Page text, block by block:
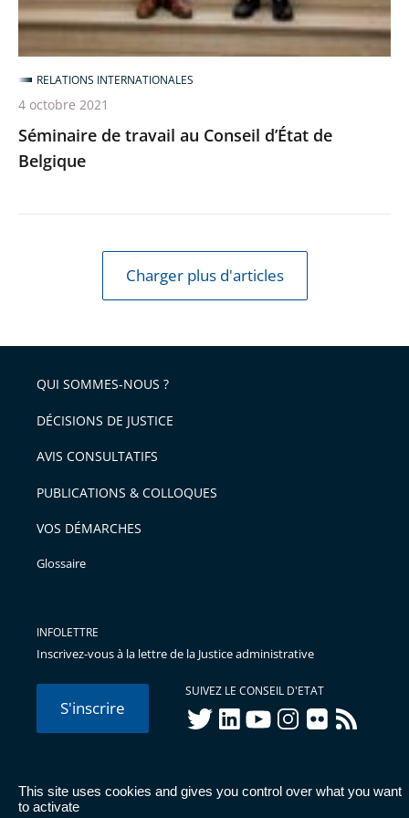
This site uses cookies and gives you control over what you want
to activate
Séminaire de travail au Conseil d’État de
Belgique
RELATIONS INTERNATIONALES
4 octobre 2021
Charger plus d'articles
QUI SOMMES-NOUS ?
DÉCISIONS DE JUSTICE
AVIS CONSULTATIFS
PUBLICATIONS & COLLOQUES
VOS DÉMARCHES
Glossaire
INFOLETTRE
Inscrivez-vous à la lettre de la Justice administrative
S'inscrire
SUIVEZ LE CONSEIL D'ETAT
twitterlinkedInyoutubeinstagram
flickr rss
© Conseil d'État 2026 - Mentions légales
Données